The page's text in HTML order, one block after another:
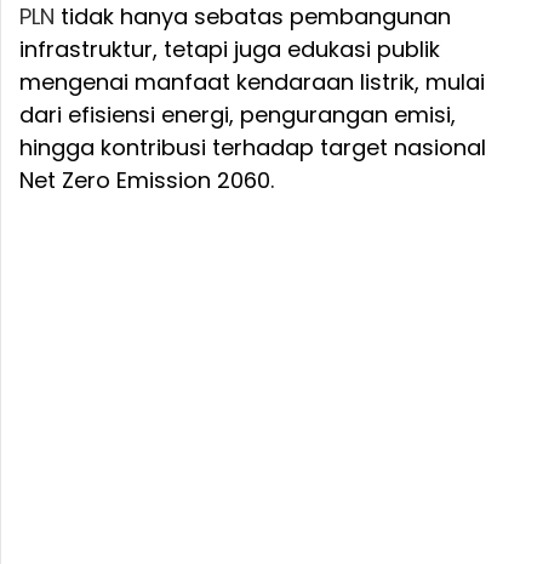
PLN tidak hanya sebatas pembangunan
infrastruktur, tetapi juga edukasi publik
mengenai manfaat kendaraan listrik, mulai
dari efisiensi energi, pengurangan emisi,
hingga kontribusi terhadap target nasional
Net Zero Emission 2060.